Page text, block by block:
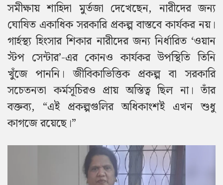
সমীক্ষায় শাহিদা মুর্তজা দেখেছেন, নারীদের জন্য
ঘোষিত একাধিক সরকারি প্রকল্প বাস্তবে কার্যকর নয়।
গার্হস্থ্য হিংসার শিকার নারীদের জন্য নির্ধারিত ‘ওয়ান
স্টপ সেন্টার’-এর কোনও কার্যকর উপস্থিতি তিনি
খুঁজে পাননি। জীবিকাভিত্তিক প্রকল্প বা সরকারি
সচেতনতা কর্মসূচিরও প্রায় অস্তিত্ব ছিল না। তাঁর
বক্তব্য, “এই প্রকল্পগুলির অধিকাংশই এখন শুধু
কাগজে রয়েছে।”